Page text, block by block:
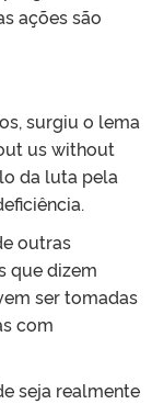
ações são
surgiu o lema
us without
da luta pela
outras
que dizem
ser tomadas
com
seja realmente